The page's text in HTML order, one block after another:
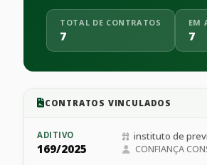
TOTAL DE CONTRATOS
7
EM
7
CONTRATOS VINCULADOS
ADITIVO
169/2025
instituto de
CONFIANÇA